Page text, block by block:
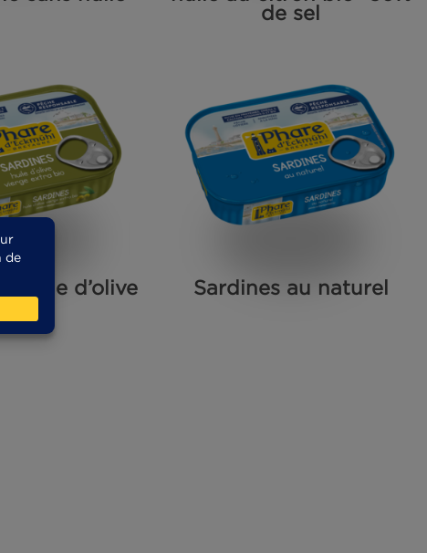
Sardines à la sauce
tomate bio sans huile
Sardines
huile au